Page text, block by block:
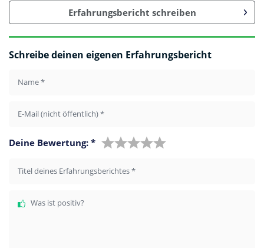
Erfahrungsbericht schreiben
Schreibe deinen eigenen Erfahrungsbericht
Name*
E-Mail (nicht öffentlich)*
Deine Bewertung: *
Titel deines Erfahrungsberichtes*
Was ist positiv?